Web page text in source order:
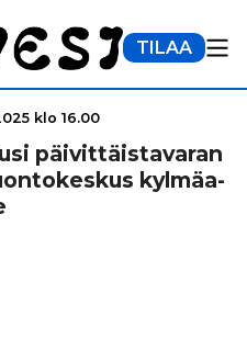
TILAA
klo 16.00
päi­vit­täis­ta­va­ran
kyl­mä­a­